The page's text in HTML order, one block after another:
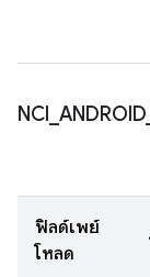
NCI ANDROID
ฟิลด์เพย์
โหลด